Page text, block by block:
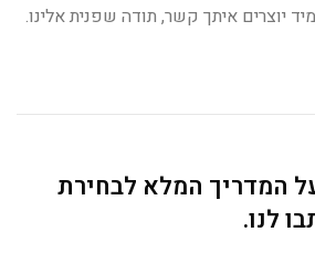
יוצרים איתך קשר, תודה שפנית אלינו.
המדריך המלא לבחירת
לנו.